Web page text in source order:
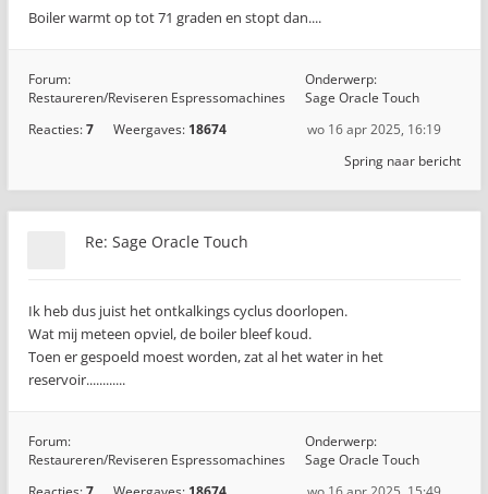
Boiler warmt op tot 71 graden en stopt dan....
Forum:
Restaureren/Reviseren Espressomachines
Onderwerp:
Sage Oracle Touch
Reacties:7 Weergaves: 18674
wo 16 apr 2025, 16:19
Spring naar bericht
Re: Sage Oracle Touch
Ik heb dus juist het ontkalkings cyclus doorlopen.
Wat mij meteen opviel, de boiler bleef koud.
Toen er gespoeld moest worden, zat al het water in het
reservoir............
Forum:
Restaureren/Reviseren Espressomachines
Onderwerp:
Sage Oracle Touch